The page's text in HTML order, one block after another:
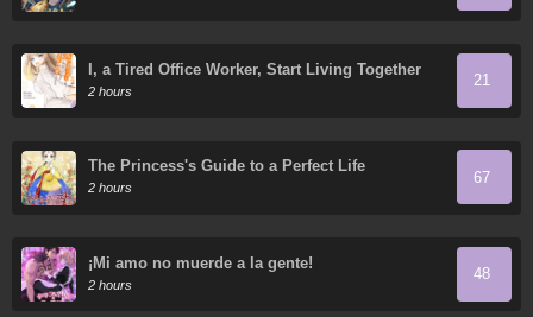
I, a Tired Office Worker, Start Living Together
with a Beautiful Highschool Girl whom I Met
Again After 7 Years
2 hours
21
The Princess's Guide to a Perfect Life
2 hours
67
¡Mi amo no muerde a la gente!
2 hours
48